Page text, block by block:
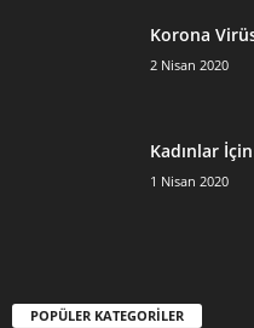
Korona
2 Nisan 2020
Kadınlar
1 Nisan 2020
POPÜLER KATEGORİLER